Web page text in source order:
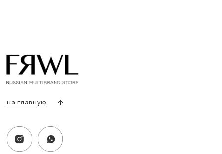
Политика конфиденциальности
Публичная оферта
Создание сайта
г. Казань, ул. Кремлевская, 2а ПН-ВС с 11:00 до 20:00
Адрес:
г. Казань, ул. Проспект Победы, 141 ТЦ МЕГА